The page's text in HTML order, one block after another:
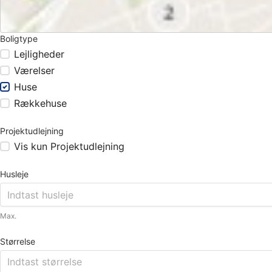
Boligtype
Lejligheder
Værelser
Huse
Rækkehuse
Projektudlejning
Vis kun Projektudlejning
Husleje
Max.
Størrelse